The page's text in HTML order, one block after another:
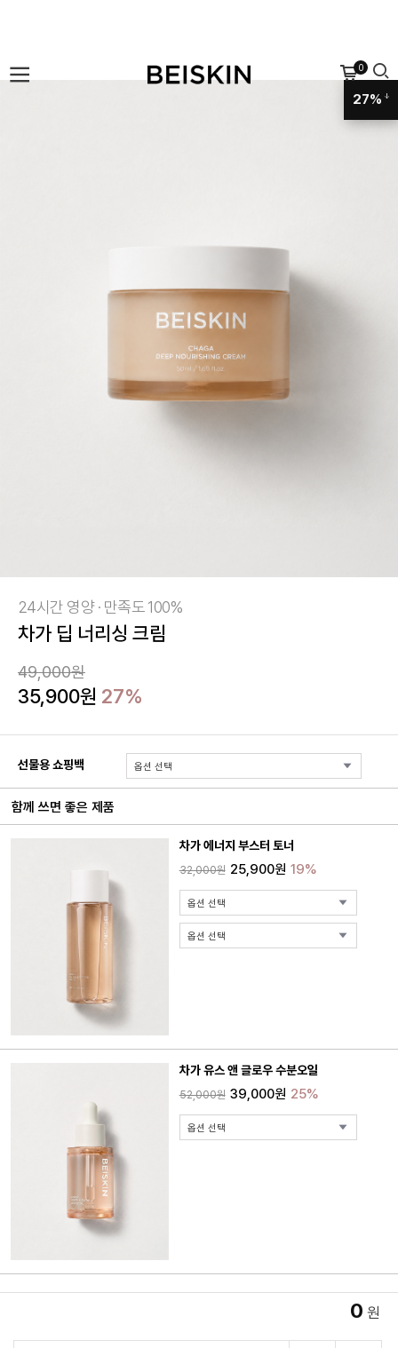
0
27%
24시간 영양 · 만족도 100%
차가 딥 너리싱 크림
49,000원
35,900원 27%
선물용 쇼핑백
함께 쓰면 좋은 제품
차가 에너지 부스터 토너
32,000원 25,900원 19%
차가 유스 앤 글로우 수분오일
52,000원 39,000원 25%
0 원